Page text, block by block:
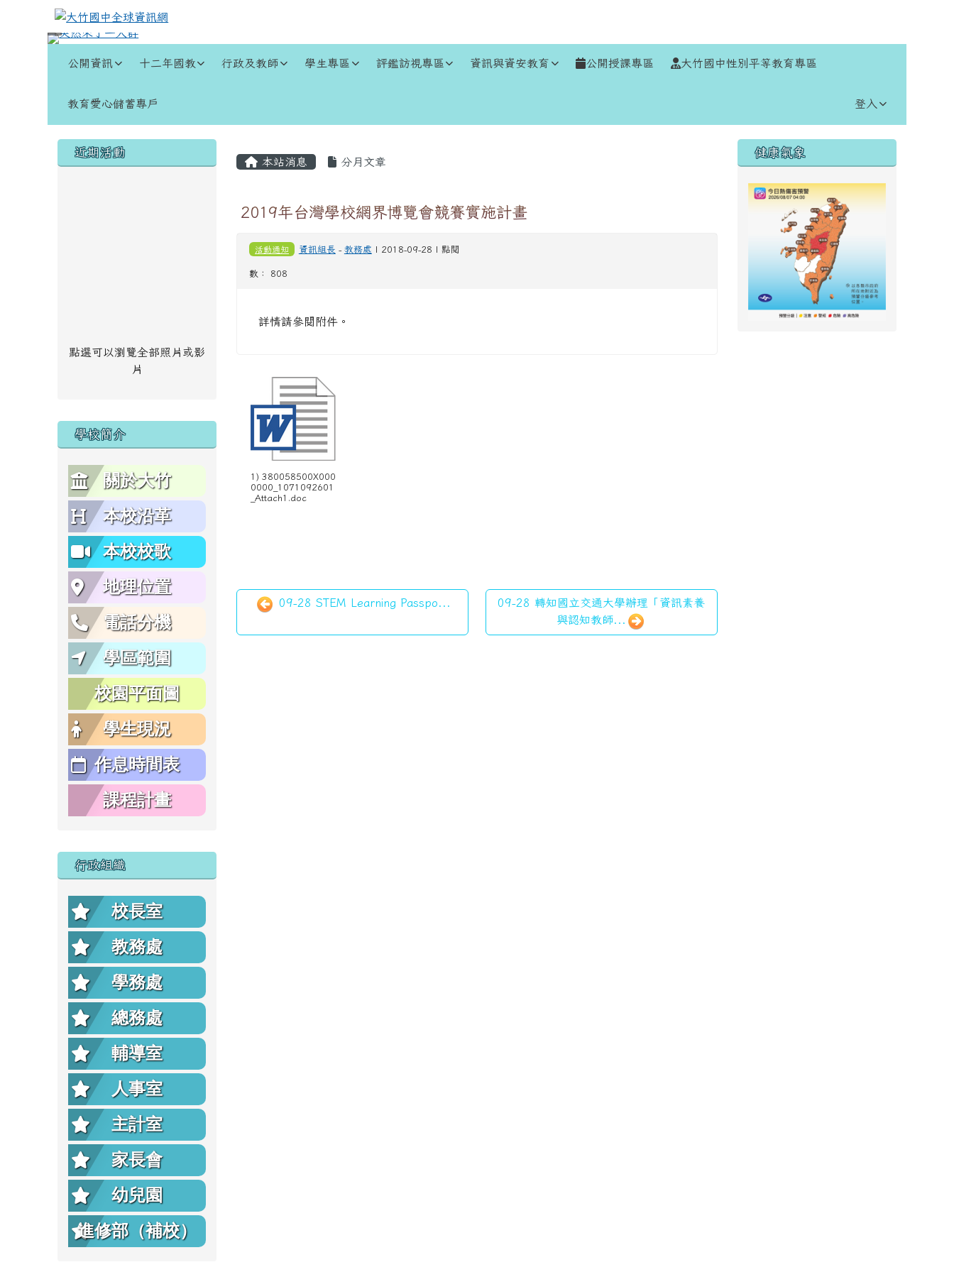
跳至主內容區
大竹國中全球資訊網
公開資訊 十二年國教 行政及教師 學生專區 評鑑訪視專區 資訊與資安教育 公開授課專區 大竹國中性別平等教育專區
教育愛心儲蓄專戶 登入
左邊區域內容
近期活動
點選可以瀏覽全部照片或影
片
學校簡介
關於大竹
本校沿革
本校校歌
地理位置
電話分機
學區範圍
校園平面圖
學生現況
作息時間表
課程計畫
行政組織
校長室
教務處
學務處
總務處
輔導室
人事室
主計室
家長會
幼兒園
進修部（補校）
主內容區域
本站消息 分月文章
2019年台灣學校網界博覽會競賽實施計畫
活動通知 資訊組長 - 教務處 | 2018-09-28 | 點閱
數： 808
詳情請參閱附件。
1) 380058500X000
0000_1071092601
_Attach1.doc
09-28 STEM Learning Passpo...
09-28 轉知國立交通大學辦理「資訊素養
與認知教師...
右邊區域內容
健康氣象
頁尾區域